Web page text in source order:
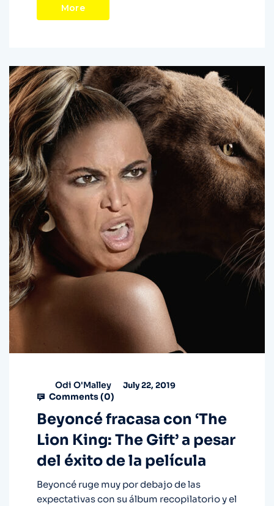
More
Odi O'Malley July 22, 2019
Comments (0)
Beyoncé fracasa con ‘The
Lion King: The Gift’ a pesar
del éxito de la película
Beyoncé ruge muy por debajo de las
expectativas con su álbum recopilatorio y el